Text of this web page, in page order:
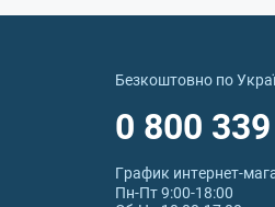
Безкоштовно по
0 800
График
Пн-Пт 9:00-18:00